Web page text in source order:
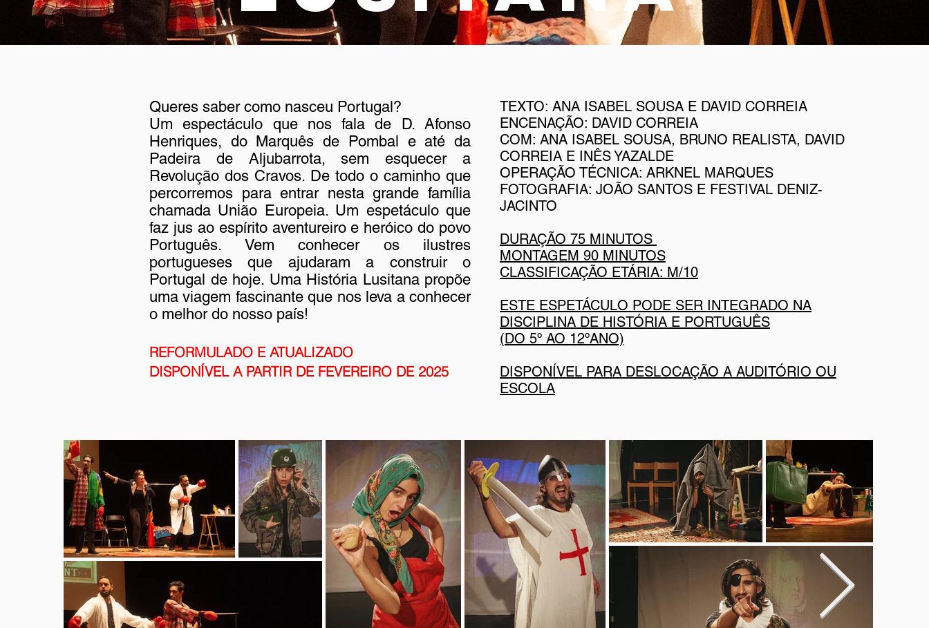
Queres saber como nasceu Portugal?
Um espectáculo que nos fala de D. Afonso
Henriques, do Marquês de Pombal e até da
Padeira de Aljubarrota, sem esquecer a
Revolução dos Cravos. De todo o caminho que
percorremos para entrar nesta grande família
chamada União Europeia. Um espetáculo que
faz jus ao espírito aventureiro e heróico do povo
Português. Vem conhecer os ilustres
portugueses que ajudaram a construir o
Portugal de hoje. Uma História Lusitana propõe
uma viagem fascinante que nos leva a conhecer
o melhor do nosso país!
TEXTO: ANA ISABEL SOUSA E DAVID CORREIA
ENCENAÇÃO: DAVID CORREIA
COM: ANA ISABEL SOUSA, BRUNO REALISTA, DAVID
CORREIA E INÊS YAZALDE
OPERAÇÃO TÉCNICA: ARKNEL MARQUES
FOTOGRAFIA: JOÃO SANTOS E FESTIVAL DENIZ-
JACINTO
DURAÇÃO 75 MINUTOS
MONTAGEM 90 MINUTOS
CLASSIFICAÇÃO ETÁRIA: M/10
ESTE ESPETÁCULO PODE SER INTEGRADO NA
DISCIPLINA DE HISTÓRIA E PORTUGUÊS
(DO 5º AO 12ºANO)
DISPONÍVEL PARA DESLOCAÇÃO A AUDITÓRIO OU
ESCOLA
REFORMULADO E ATUALIZADO
DISPONÍVEL A PARTIR DE FEVEREIRO DE 2025